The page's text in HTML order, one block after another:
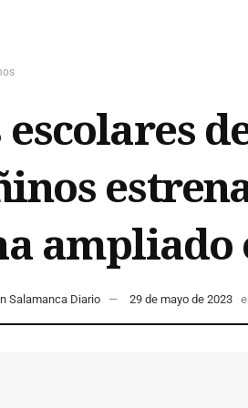
escolares
ampliado
Salamanca Diario 29 de mayo de 2023